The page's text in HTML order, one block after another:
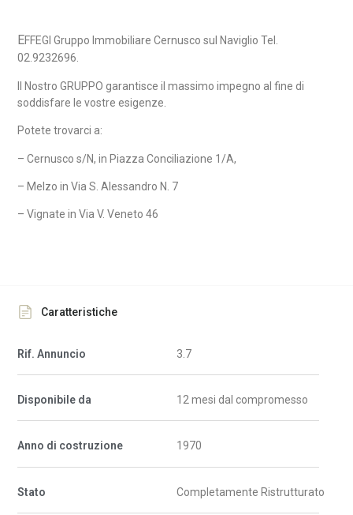
EFFEGI Gruppo Immobiliare Cernusco sul Naviglio Tel.
02.9232696.
Il Nostro GRUPPO garantisce il massimo impegno al fine di
soddisfare le vostre esigenze.
Potete trovarci a:
– Cernusco s/N, in Piazza Conciliazione 1/A,
– Melzo in Via S. Alessandro N. 7
– Vignate in Via V. Veneto 46
Caratteristiche
Rif. Annuncio 3.7
Disponibile da 12 mesi dal compromesso
Anno di costruzione 1970
Stato Completamente Ristrutturato